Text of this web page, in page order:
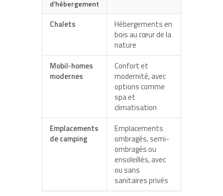
d’hébergement
Chalets
Hébergements en
bois au cœur de la
nature
Mobil-homes
modernes
Confort et
modernité, avec
options comme
spa et
climatisation
Emplacements
de camping
Emplacements
ombragés, semi-
ombragés ou
ensoleillés, avec
ou sans
sanitaires privés